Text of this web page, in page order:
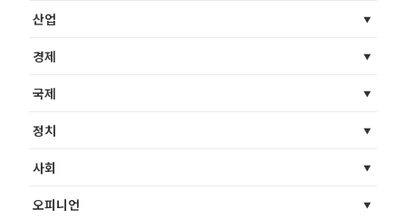
산업
경제
국제
정치
사회
오피니언